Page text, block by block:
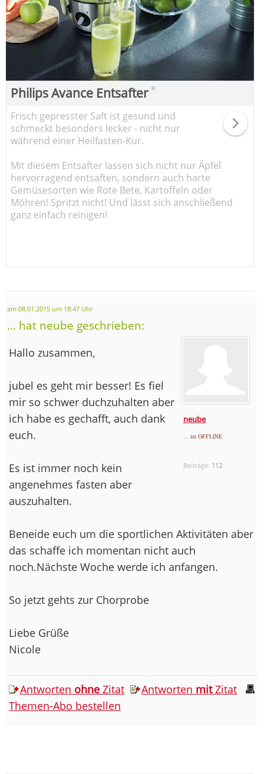
Philips Avance Entsafter*
Frisch gepresster Saft ist gesund und
schmeckt besonders lecker - nicht nur
während einer Heilfasten-Kur.
Mit diesem Entsafter lassen sich nicht nur Äpfel
hervorragend entsaften, sondern auch harte
Gemüsesorten wie Rote Bete, Kartoffeln oder
Möhren! Spritzt nicht! Und lässt sich anschließend
ganz einfach reinigen!
am 08.01.2015 um 18:47 Uhr
... hat neube geschrieben:
neube
... ist OFFLINE
Beiträge: 112
Hallo zusammen,
jubel es geht mir besser! Es fiel
mir so schwer duchzuhalten aber
ich habe es gechafft, auch dank
euch.
Es ist immer noch kein
angenehmes fasten aber
auszuhalten.
Beneide euch um die sportlichen Aktivitäten aber
das schaffe ich momentan nicht auch
noch.Nächste Woche werde ich anfangen.
So jetzt gehts zur Chorprobe
Liebe Grüße
Nicole
Antworten ohne Zitat Antworten mitZitat
Themen-Abo bestellen